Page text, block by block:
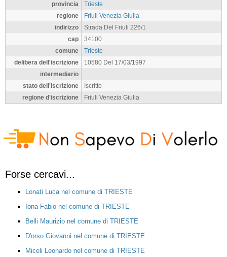
provincia
Trieste
regione
Friuli Venezia Giulia
indirizzo
Strada Del Friuli 226/1
cap
34100
comune
Trieste
delibera dell'iscrizione
10580 Del 17/03/1997
intermediario
stato dell'iscrizione
Iscritto
regione d'iscrizione
Friuli Venezia Giulia
Forse cercavi...
Lonati Luca nel comune di TRIESTE
Iona Fabio nel comune di TRIESTE
Belli Maurizio nel comune di TRIESTE
D'orso Giovanni nel comune di TRIESTE
Miceli Leonardo nel comune di TRIESTE